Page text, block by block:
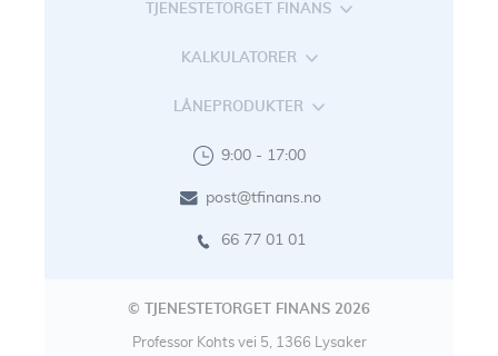
TJENESTETORGET FINANS
KALKULATORER
LÅNEPRODUKTER
9:00 - 17:00
post@tfinans.no
66 77 01 01
© TJENESTETORGET FINANS 2026
Professor Kohts vei 5, 1366 Lysaker